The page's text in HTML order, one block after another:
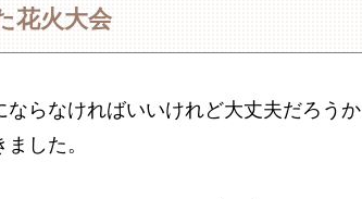
花火大会
らなければいいけれど大丈夫だろうか
した。